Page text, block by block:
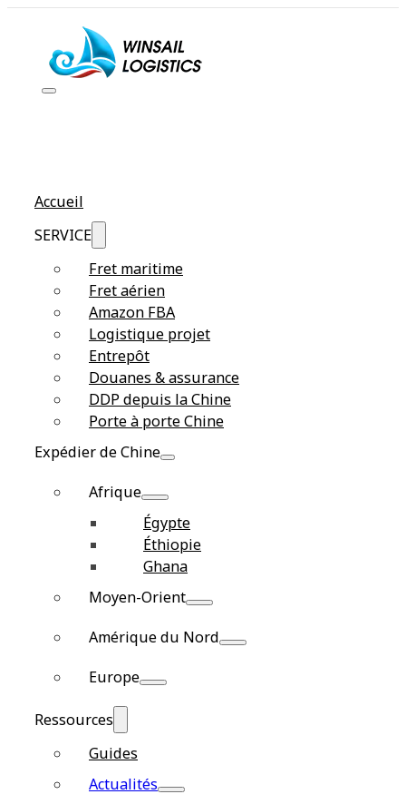
Accueil
SERVICE
Fret maritime
Fret aérien
Amazon FBA
Logistique projet
Entrepôt
Douanes & assurance
DDP depuis la Chine
Porte à porte Chine
Expédier de Chine
Afrique
Égypte
Éthiopie
Ghana
Moyen-Orient
Amérique du Nord
Europe
Ressources
Guides
Actualités